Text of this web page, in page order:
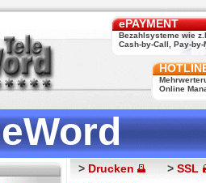
ePAYMENT
Bezahlsysteme wie
Cash-by-Call, Pay-by-
Online
> Drucken > SSL